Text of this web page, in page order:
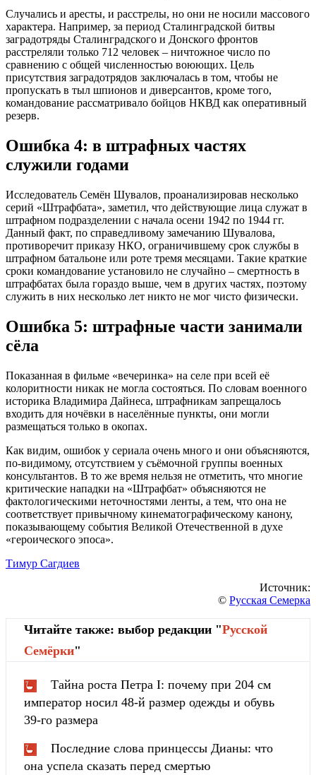
Случались и аресты, и расстрелы, но они не носили массового
характера. Например, за период Сталинградской битвы
заградотряды Сталинградского и Донского фронтов
расстреляли только 712 человек – ничтожное число по
сравнению с общей численностью воюющих. Цель
присутствия заградотрядов заключалась в том, чтобы не
пропускать в тыл шпионов и диверсантов, кроме того,
командование рассматривало бойцов НКВД как оперативный
резерв.
Ошибка 4: в штрафных частях
служили годами
Исследователь Семён Шувалов, проанализировав несколько
серий «Штрафбата», заметил, что действующие лица служат в
штрафном подразделении с начала осени 1942 по 1944 гг.
Данный факт, по справедливому замечанию Шувалова,
противоречит приказу НКО, ограничившему срок службы в
штрафном батальоне или роте тремя месяцами. Такие краткие
сроки командование установило не случайно – смертность в
штрафбатах была гораздо выше, чем в других частях, поэтому
служить в них несколько лет никто не мог чисто физически.
Ошибка 5: штрафные части занимали
сёла
Показанная в фильме «вечеринка» на селе при всей её
колоритности никак не могла состояться. По словам военного
историка Владимира Дайнеса, штрафникам запрещалось
входить для ночёвки в населённые пункты, они могли
размещаться только в окопах.
Как видим, ошибок у сериала очень много и они объясняются,
по-видимому, отсутствием у съёмочной группы военных
консультантов. В то же время нельзя не отметить, что многие
критические нападки на «Штрафбат» объясняются не
фактологическими неточностями ленты, а тем, что она не
соответствует привычному кинематографическому канону,
показывающему события Великой Отечественной в духе
«героического эпоса».
Тимур Сагдиев
Источник:
© Русская Семерка
Читайте также: выбор редакции "Русской
Cемёрки"
Тайна роста Петра I: почему при 204 см
император носил 48-й размер одежды и обувь
39-го размера
Последние слова принцессы Дианы: что
она успела сказать перед смертью